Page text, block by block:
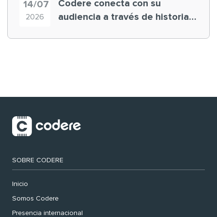
14/07
2026
Codere conecta con su
audiencia a través de historias
SOBRE CODERE
Inicio
Somos Codere
Presencia internacional